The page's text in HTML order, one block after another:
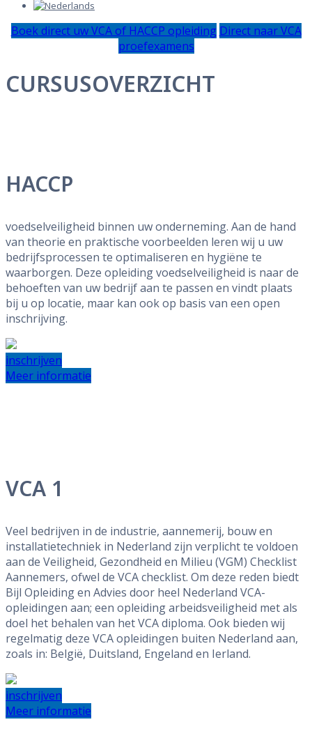
Boek direct uw VCA of HACCP opleiding Direct naar VCA
proefexamens
CURSUSOVERZICHT
HACCP
voedselveiligheid binnen uw onderneming. Aan de hand
van theorie en praktische voorbeelden leren wij u uw
bedrijfsprocessen te optimaliseren en hygiëne te
waarborgen. Deze opleiding voedselveiligheid is naar de
behoeften van uw bedrijf aan te passen en vindt plaats
bij u op locatie, maar kan ook op basis van een open
inschrijving.
inschrijven
Meer informatie
VCA 1
Veel bedrijven in de industrie, aannemerij, bouw en
installatietechniek in Nederland zijn verplicht te voldoen
aan de Veiligheid, Gezondheid en Milieu (VGM) Checklist
Aannemers, ofwel de VCA checklist. Om deze reden biedt
Bijl Opleiding en Advies door heel Nederland VCA-
opleidingen aan; een opleiding arbeidsveiligheid met als
doel het behalen van het VCA diploma. Ook bieden wij
regelmatig deze VCA opleidingen buiten Nederland aan,
zoals in: België, Duitsland, Engeland en Ierland.
inschrijven
Meer informatie